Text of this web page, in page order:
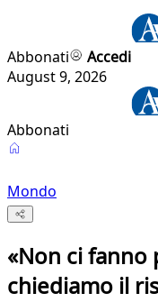
Abbonati
Accedi
August 9, 2026
Abbonati
Mondo
«Non ci fanno
chiediamo il